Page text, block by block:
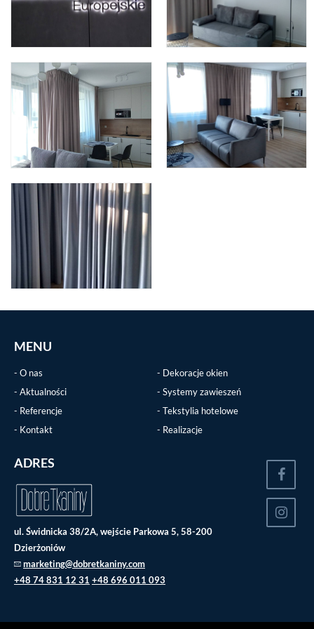
MENU
O nas
Aktualności
Referencje
Kontakt
Dekoracje okien
Systemy zawieszeń
Tekstylia hotelowe
Realizacje
ADRES
ul. Świdnicka 38/2A, wejście Parkowa 5, 58-200
Dzierżoniów
marketing@dobretkaniny.com
+48 74 831 12 31 +48 696 011 093